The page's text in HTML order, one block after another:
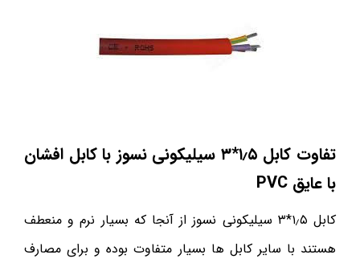
تفاوت کابل ۱٫۵*۳ سیلیکونی نسوز با کابل افشان
با عایق PVC
کابل ۱٫۵*۳ سیلیکونی نسوز از آنجا که بسیار نرم و منعطف
هستند با سایر کابل ها بسیار متفاوت بوده و برای مصارف